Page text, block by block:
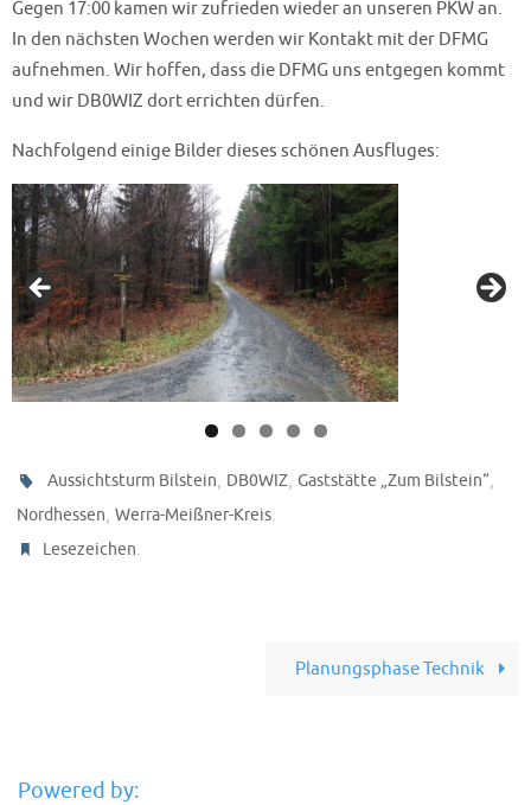
Gegen 17:00 kamen wir zufrieden wieder an unseren PKW an.
In den nächsten Wochen werden wir Kontakt mit der DFMG
aufnehmen. Wir hoffen, dass die DFMG uns entgegen kommt
und wir DB0WIZ dort errichten dürfen.
Nachfolgend einige Bilder dieses schönen Ausfluges:
Aussichtsturm Bilstein, DB0WIZ,Gaststätte „Zum Bilstein“,
Nordhessen, Werra-Meißner-Kreis.
Lesezeichen.
Planungsphase Technik
Powered by: